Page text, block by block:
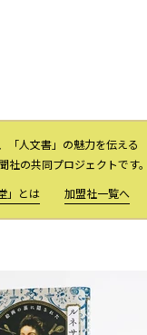
「人文書」の魅力を伝える
社の共同プロジェクトです。
」とは
加盟社一覧へ